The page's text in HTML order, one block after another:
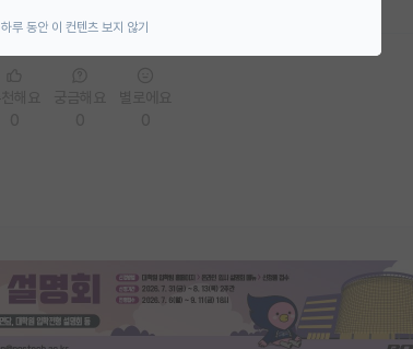
하루 동안 이 컨텐츠 보지 않기